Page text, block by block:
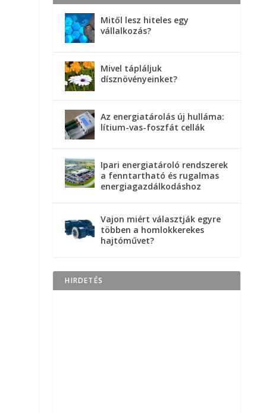
Mitől lesz hiteles egy
vállalkozás?
Mivel tápláljuk
dísznövényeinket?
Az energiatárolás új hulláma:
lítium-vas-foszfát cellák
Ipari energiatároló rendszerek
a fenntartható és rugalmas
energiagazdálkodáshoz
Vajon miért választják egyre
többen a homlokkerekes
hajtóművet?
HIRDETÉS